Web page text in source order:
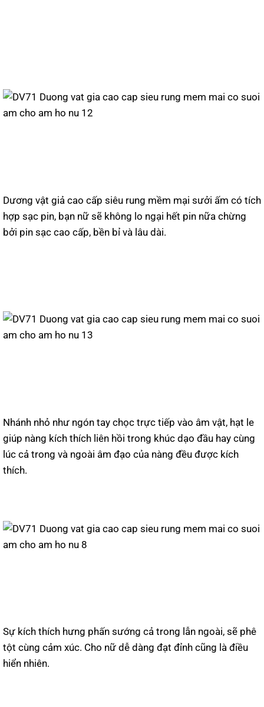
Dương vật giả cao cấp siêu rung mềm mại sưởi ấm có tích
hợp sạc pin, bạn nữ sẽ không lo ngại hết pin nữa chừng
bởi pin sạc cao cấp, bền bỉ và lâu dài.
Nhánh nhỏ như ngón tay chọc trực tiếp vào âm vật, hạt le
giúp nàng kích thích liên hồi trong khúc dạo đầu hay cùng
lúc cả trong và ngoài âm đạo của nàng đều được kích
thích.
Sự kích thích hưng phấn sướng cả trong lẫn ngoài, sẽ phê
tột cùng cảm xúc. Cho nữ dễ dàng đạt đỉnh cũng là điều
hiển nhiên.